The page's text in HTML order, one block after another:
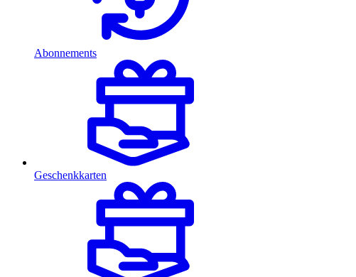
Abonnements
Geschenkkarten